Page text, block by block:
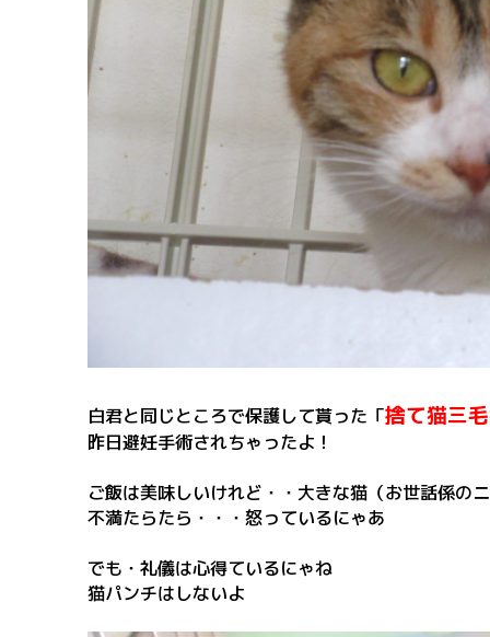
白君と同じところで保護して貰った「捨て猫三
昨日避妊手術されちゃったよ！
ご飯は美味しいけれど・・大きな猫（お世話係の
不満たらたら・・・怒っているにゃあ
でも・礼儀は心得ているにゃね
猫パンチはしないよ